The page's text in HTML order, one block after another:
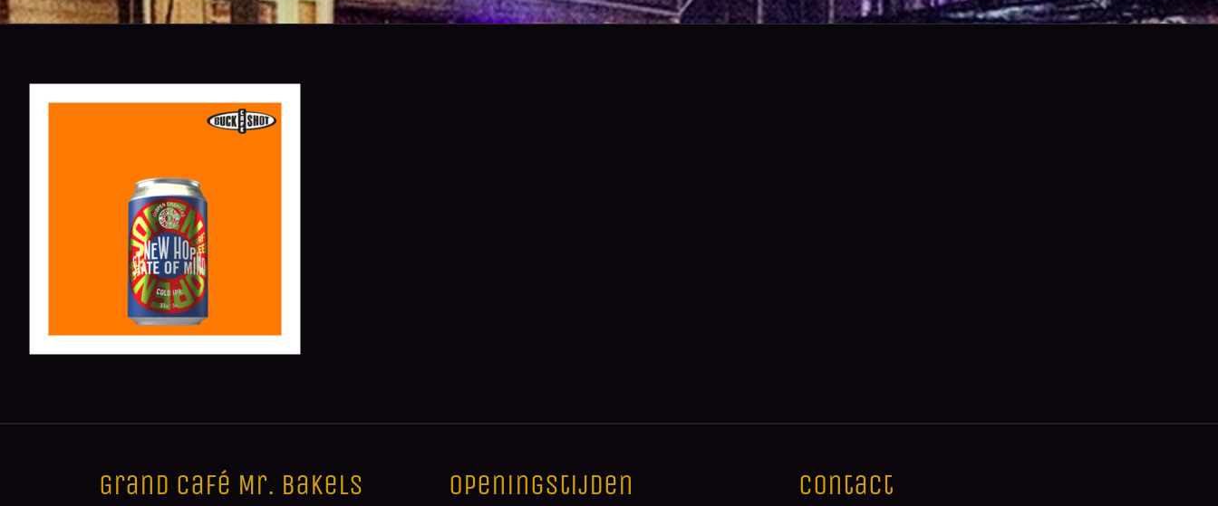
Grand Café Mr. Bakels Openingstijden Contact